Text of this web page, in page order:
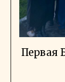
Первая